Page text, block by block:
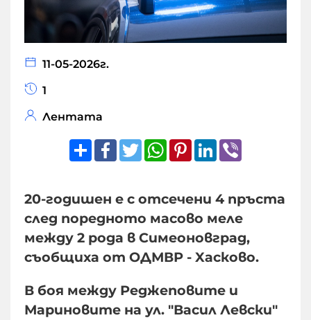
11-05-2026г.
1
Лентата
ShareFacebook
TwitterWhatsApp
Pinterest
LinkedIn
20-годишен е с отсечени 4 пръста
след поредното масово меле
между 2 рода в Симеоновград,
съобщиxа от ОДМВР - Xасково.
В боя между Реджeповите и
Мариновите на ул. "Васил Левски"